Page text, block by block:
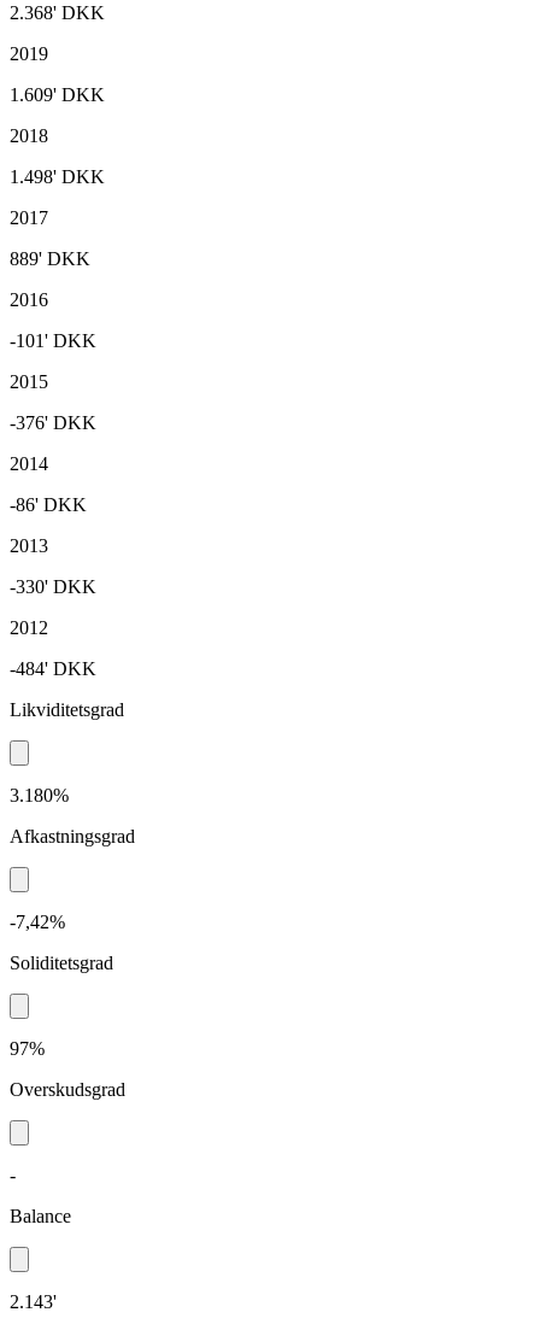
2.368' DKK
2019
1.609' DKK
2018
1.498' DKK
2017
889' DKK
2016
-101' DKK
2015
-376' DKK
2014
-86' DKK
2013
-330' DKK
2012
-484' DKK
Likviditetsgrad
3.180%
Afkastningsgrad
-7,42%
Soliditetsgrad
97%
Overskudsgrad
-
Balance
2.143'